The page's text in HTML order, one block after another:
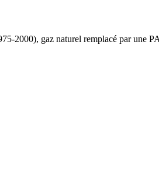
2000), gaz naturel remplacé par une